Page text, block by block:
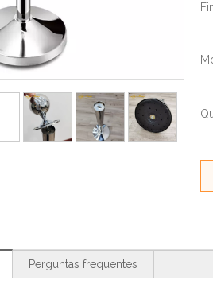
Perguntas frequentes